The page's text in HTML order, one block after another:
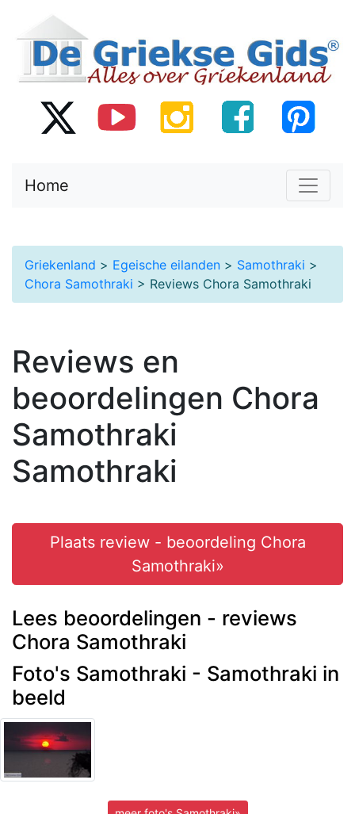
Home
Griekenland > Egeische eilanden > Samothraki >
Chora Samothraki > Reviews Chora Samothraki
Reviews en
beoordelingen Chora
Samothraki
Samothraki
Plaats review - beoordeling Chora
Samothraki»
Lees beoordelingen - reviews
Chora Samothraki
Foto's Samothraki - Samothraki in
beeld